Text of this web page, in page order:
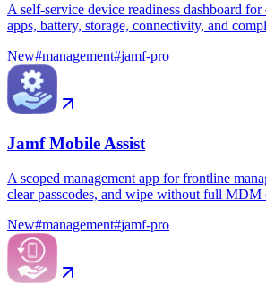
A self-service device readiness dashboard
apps, battery, storage, connectivity, and
New#management#jamf-pro
Jamf Mobile Assist
A scoped management app for frontline
clear passcodes, and wipe without full MDM
New#management#jamf-pro